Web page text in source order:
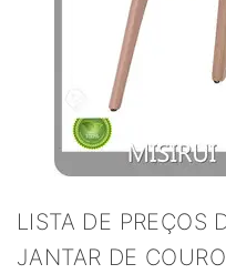
LISTA DE PREÇOS
JANTAR DE